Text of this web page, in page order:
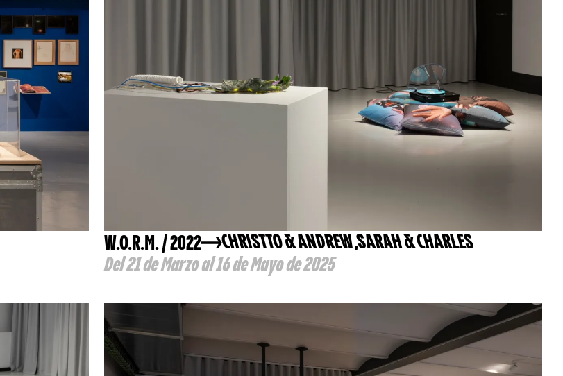
W.O.R.M. / 2022 CHRISTTO & ANDREW,SARAH & CHARLES
Del 21 de Marzo al 16 de Mayo de 2025